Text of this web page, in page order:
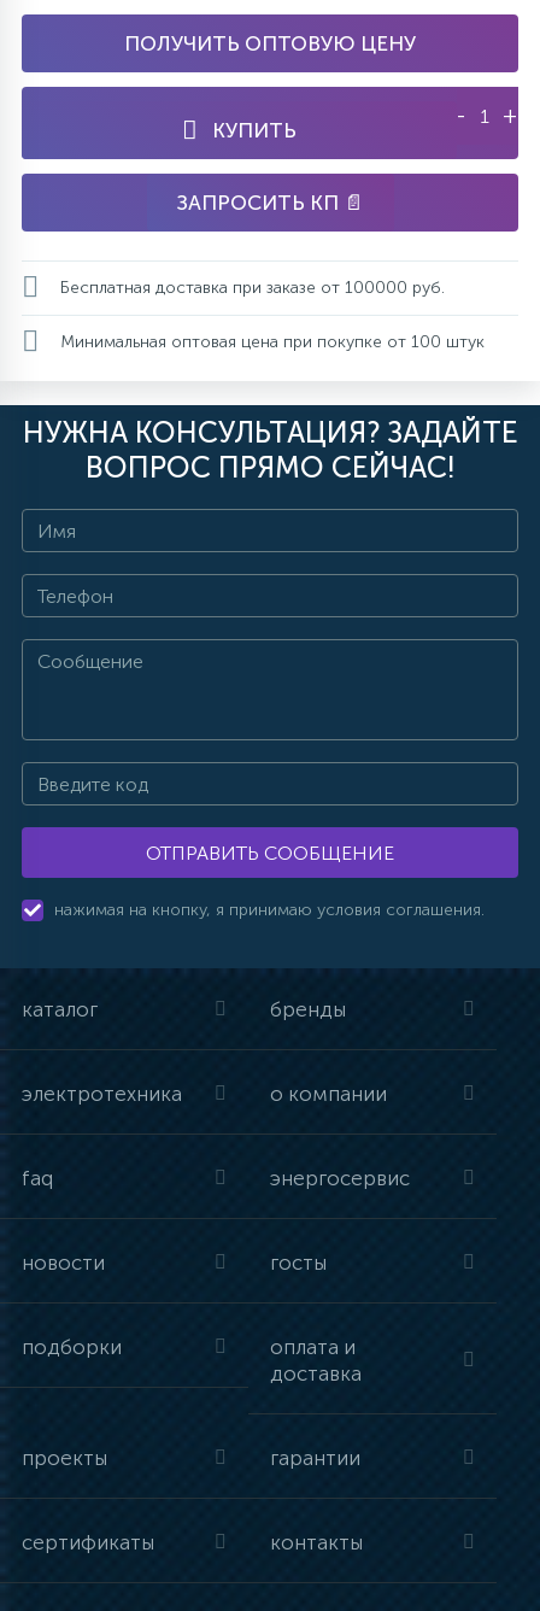
ПОЛУЧИТЬ ОПТОВУЮ ЦЕНУ
КУПИТЬ
- +
ЗАПРОСИТЬ КП 📄
Бесплатная доставка при заказе от 100000 руб.
Минимальная оптовая цена при покупке от 100 штук
НУЖНА КОНСУЛЬТАЦИЯ? ЗАДАЙТЕ
ВОПРОС ПРЯМО СЕЙЧАС!
ОТПРАВИТЬ СООБЩЕНИЕ
нажимая на кнопку, я принимаю условия соглашения.
каталог бренды
электротехника о компании
faq энергосервис
новости госты
подборки
оплата и
доставка
проекты гарантии
сертификаты контакты